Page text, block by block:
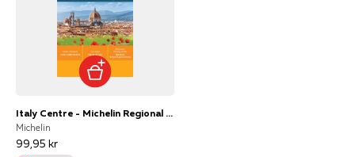
Italy Centre - Michelin Regional Map 563Map
Michelin
99,95 kr